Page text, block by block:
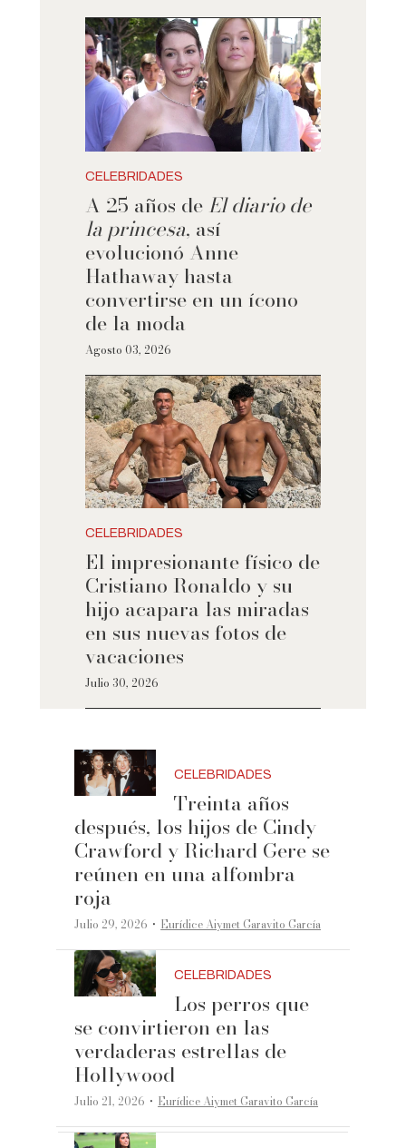
CELEBRIDADES
A 25 años de El diario de
la princesa, así
evolucionó Anne
Hathaway hasta
convertirse en un ícono
de la moda
Agosto 03, 2026
CELEBRIDADES
El impresionante físico de
Cristiano Ronaldo y su
hijo acapara las miradas
en sus nuevas fotos de
vacaciones
Julio 30, 2026
CELEBRIDADES
Treinta años
después, los hijos de Cindy
Crawford y Richard Gere se
reúnen en una alfombra
roja
Julio 29, 2026 ·Eurídice Aiymet Garavito García
CELEBRIDADES
Los perros que
se convirtieron en las
verdaderas estrellas de
Hollywood
Julio 21, 2026 ·Eurídice Aiymet Garavito García